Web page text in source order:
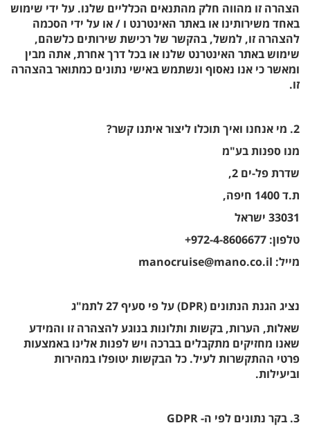
הצהרה זו מהווה חלק מהתנאים הכלליים שלנו. על ידי שימוש
באחד משירותינו או באתר האינטרנט ו / או על ידי הסכמה
להצהרה זו, למשל, בהקשר של רכישת שירותים כלשהם,
שימוש באתר האינטרנט שלנו או בכל דרך אחרת, אתה מבין
ומאשר כי אנו נאסוף ונשתמש באישי נתונים כמתואר בהצהרה
זו.
2. מי אנחנו ואיך תוכלו ליצור איתנו קשר?
מנו ספנות בע"מ
שדרת פל-ים 2,
ת.ד 1400 חיפה,
33031 ישראל
טלפון: 972-4-8606677+
מייל: manocruise@mano.co.il
נציג הגנת הנתונים (DPR) על פי סעיף 27 לתמ"ג
שאלות, הערות, בקשות ותלונות בנוגע להצהרה זו והמידע
שאנו מחזיקים מתקבלים בברכה ויש לפנות אלינו באמצעות
פרטי ההתקשרות לעיל. כל הבקשות יטופלו במהירות
וביעילות.
3. בקר נתונים לפי ה- GDPR